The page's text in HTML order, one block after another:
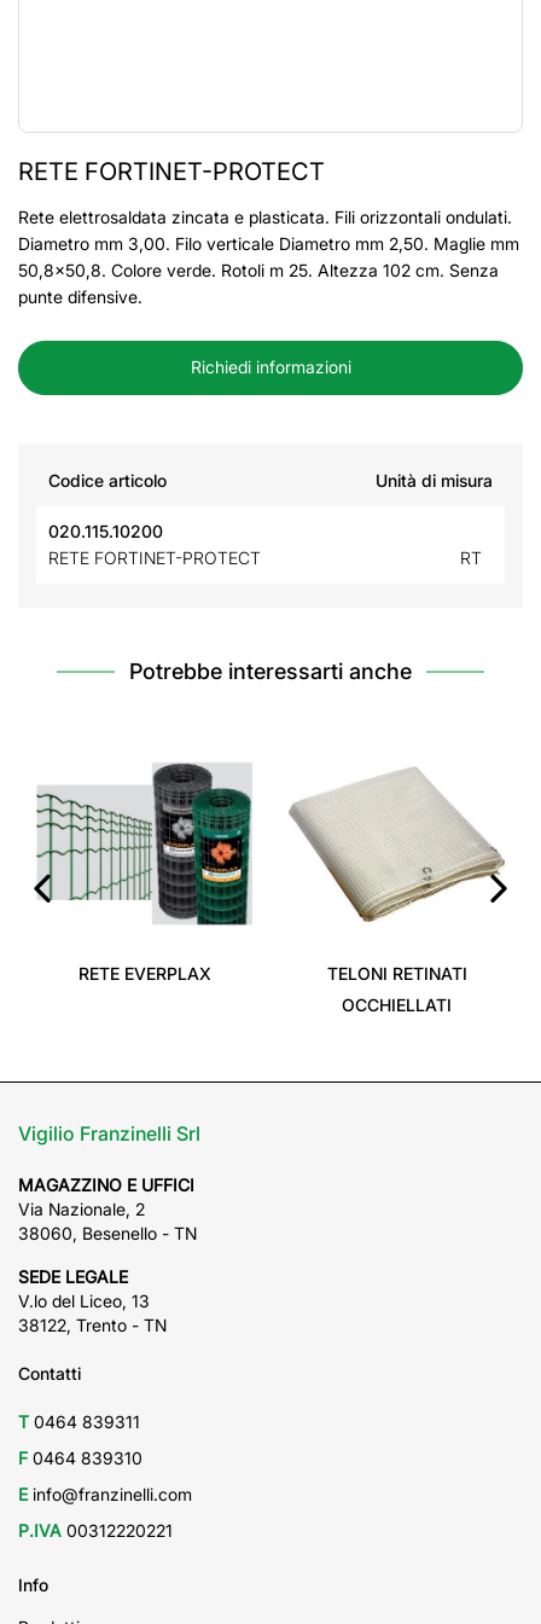
RETE FORTINET-PROTECT
Rete elettrosaldata zincata e plasticata. Fili orizzontali ondulati.
Diametro mm 3,00. Filo verticale Diametro mm 2,50. Maglie mm
50,8x50,8. Colore verde. Rotoli m 25. Altezza 102 cm. Senza
punte difensive.
Richiedi informazioni
Codice articolo Unità di misura
020.115.10200
RETE FORTINET-PROTECT
RT
Potrebbe interessarti anche
RETE EVERPLAX
TELONI RETINATI
OCCHIELLATI
Vigilio Franzinelli Srl
MAGAZZINO E UFFICI
Via Nazionale, 2
38060, Besenello - TN
SEDE LEGALE
V.lo del Liceo, 13
38122, Trento - TN
Contatti
T 0464 839311
F 0464 839310
E info@franzinelli.com
P.IVA 00312220221
Info